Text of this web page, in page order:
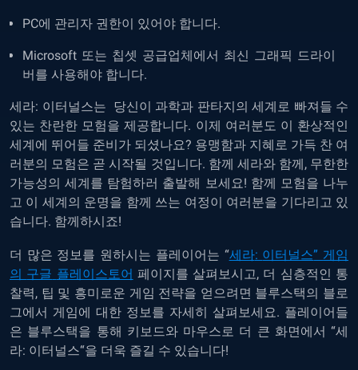
PC에 관리자 권한이 있어야 합니다.
Microsoft 또는 칩셋 공급업체에서 최신 그래픽 드라이
버를 사용해야 합니다.
세라: 이터널스는 당신이 과학과 판타지의 세계로 빠져들 수
있는 찬란한 모험을 제공합니다. 이제 여러분도 이 환상적인
세계에 뛰어들 준비가 되셨나요? 용맹함과 지혜로 가득 찬 여
러분의 모험은 곧 시작될 것입니다. 함께 세라와 함께, 무한한
가능성의 세계를 탐험하러 출발해 보세요! 함께 모험을 나누
고 이 세계의 운명을 함께 쓰는 여정이 여러분을 기다리고 있
습니다. 함께하시죠!
더 많은 정보를 원하시는 플레이어는 “세라: 이터널스” 게임
의 구글 플레이스토어 페이지를 살펴보시고, 더 심층적인 통
찰력, 팁 및 흥미로운 게임 전략을 얻으려면 블루스택의 블로
그에서 게임에 대한 정보를 자세히 살펴보세요. 플레이어들
은 블루스택을 통해 키보드와 마우스로 더 큰 화면에서 “세
라: 이터널스“을 더욱 즐길 수 있습니다!